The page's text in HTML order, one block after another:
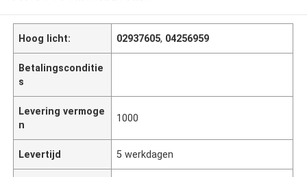
Hoog licht: 02937605, 04256959
Betalingsconditie
s
Levering vermoge
n
1000
Levertijd 5 werkdagen